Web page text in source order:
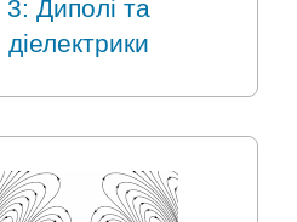
3: Диполі та
діелектрики